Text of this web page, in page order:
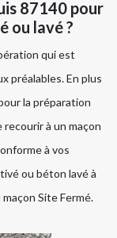
87140 pour
ou lavé ?
qui est
préalables. En plus
la préparation
à un maçon
à vos
ou béton lavé à
Site Fermé.